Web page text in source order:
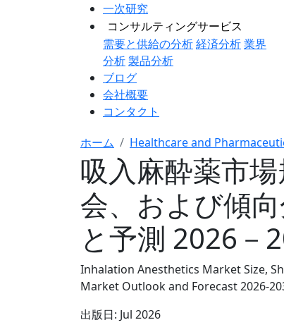
一次研究
コンサルティングサービス
需要と供給の分析経済分析業界
分析製品分析
ブログ
会社概要
コンタクト
ホーム Healthcare and
吸入麻酔薬市
会、および傾
と予測 2026－
Inhalation Anesthetics Market Size,
Market Outlook and Forecast 2026-
出版日: Jul 2026